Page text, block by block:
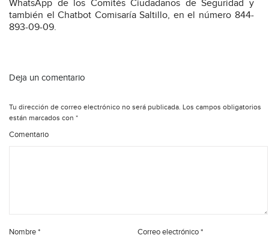
WhatsApp de los Comités Ciudadanos de Seguridad y
también el Chatbot Comisaría Saltillo, en el número 844-
893-09-09.
Deja un comentario
Tu dirección de correo electrónico no será publicada. Los campos obligatorios
están marcados con *
Comentario
Nombre* Correo electrónico*